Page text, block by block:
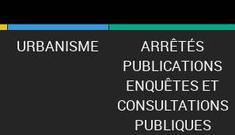
URBANISME
ARRÊTÉS
PUBLICATIONS
ENQUÊTES ET
CONSULTATIONS
PUBLIQUES